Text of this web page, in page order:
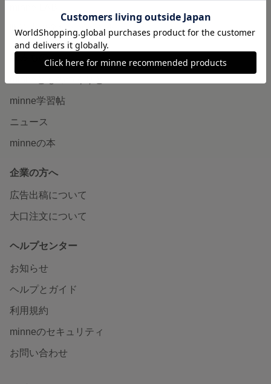
販売支援企画・イベント
minne学習帖
ニュース
minneの本
企業の方へ
広告出稿について
大口注文について
ヘルプセンター
お知らせ
ヘルプとガイド
利用規約
minneのセキュリティ
お問い合わせ